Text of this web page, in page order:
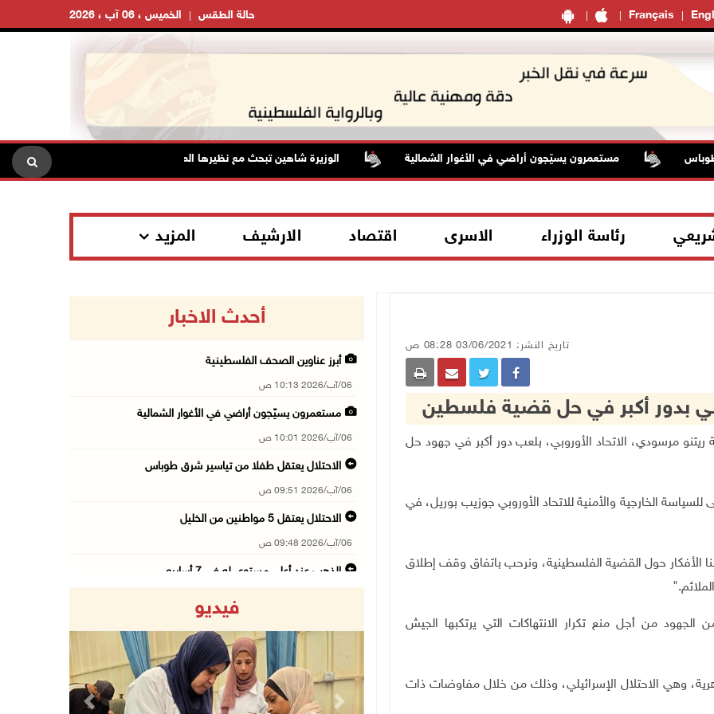
Français الخميس ، 06 آب ، 2026 حالة الطقس
مستعمرون يسيّجون أراضي في الأغوار الشمالية الوزيرة شاهين تبحث مع نظيرها المصري مستجدات الأوضاع وتعزيز التنسيق
رئاسة الوزراء الاسرى اقتصاد الارشيف المزيد
تاريخ النشر: 03/06/2021 08:28 ص
بدور أكبر في حل قضية فلسطين
ريتنو مرسودي، الاتحاد الأوروبي، بلعب دور أكبر في جهود حل
الخارجية والأمنية للاتحاد الأوروبي جوزيب بوريل، في
حول القضية الفلسطينية، ونرحب باتفاق وقف إطلاق
".
الجهود من أجل منع تكرار الانتهاكات التي يرتكبها الجيش
وهي الاحتلال الإسرائيلي، وذلك من خلال مفاوضات ذات
أحدث الاخبار
أبرز عناوين الصحف الفلسطينية
06/آب/2026 10:13 ص
مستعمرون يسيّجون أراضي في الأغوار الشمالية
06/آب/2026 10:01 ص
الاحتلال يعتقل طفلا من تياسير شرق طوباس
06/آب/2026 09:51 ص
الاحتلال يعتقل 5 مواطنين من الخليل
06/آب/2026 09:48 ص
الذهب عند أعلى مستوى له في 7 أسابيع
الشرطة: مقتل مواطن (34 عاما) في بيرزيت شمال ر ...
06/آب/2026 09:35 ص
فيديو
Previous Next